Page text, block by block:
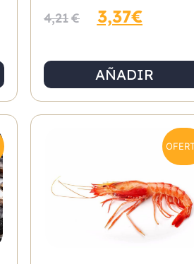
4,21€ 3,37€
AÑADIR